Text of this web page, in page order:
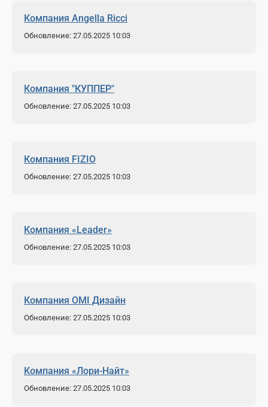
Компания Angella Ricci
Обновление: 27.05.2025 10:03
Компания "КУППЕР"
Обновление: 27.05.2025 10:03
Компания FIZIO
Обновление: 27.05.2025 10:03
Компания «Leader»
Обновление: 27.05.2025 10:03
Компания OMI Дизайн
Обновление: 27.05.2025 10:03
Компания «Лори-Найт»
Обновление: 27.05.2025 10:03